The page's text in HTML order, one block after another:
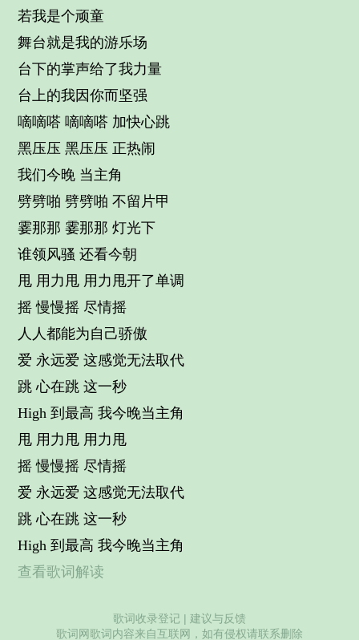
若我是个顽童
舞台就是我的游乐场
台下的掌声给了我力量
台上的我因你而坚强
嘀嘀嗒 嘀嘀嗒 加快心跳
黑压压 黑压压 正热闹
我们今晚 当主角
劈劈啪 劈劈啪 不留片甲
霎那那 霎那那 灯光下
谁领风骚 还看今朝
甩 用力甩 用力甩开了单调
摇 慢慢摇 尽情摇
人人都能为自己骄傲
爱 永远爱 这感觉无法取代
跳 心在跳 这一秒
High 到最高 我今晚当主角
甩 用力甩 用力甩
摇 慢慢摇 尽情摇
爱 永远爱 这感觉无法取代
跳 心在跳 这一秒
High 到最高 我今晚当主角
查看歌词解读
歌词收录登记 | 建议与反馈
歌词网歌词内容来自互联网，如有侵权请联系删除